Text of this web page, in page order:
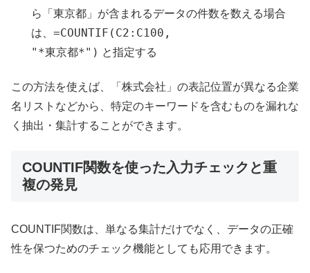
ら「東京都」が含まれるデータの件数を数える場合
は、=COUNTIF(C2:C100,
"*東京都*") と指定する
この方法を使えば、「株式会社」の表記位置が異なる企業
名リストなどから、特定のキーワードを含むものを漏れな
く抽出・集計することができます。
COUNTIF関数を使った入力チェックと重
複の発見
COUNTIF関数は、単なる集計だけでなく、データの正確
性を保つためのチェック機能としても応用できます。